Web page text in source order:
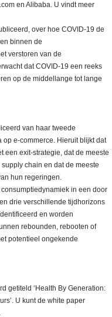
en Alibaba. U vindt meer
over hoe COVID-19 de
binnen de
verstoren van de
dat COVID-19 een reeks
op de middellange tot lange
van haar tweede
op e-commerce. Hieruit blijkt dat
een exit-strategie, dat de meeste
chain en dat de meeste
hun regeringen.
in een door
drie verschillende tijdhorizons
en worden
rebounden, rebooten of
potentieel ongekende
getiteld ‘Health By Generation:
U kunt de white paper